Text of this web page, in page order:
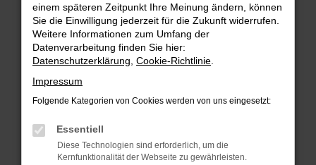
Fehler: Network Error
Beim Laden ist ein Fehler aufgetreten.
Hier sind ein paar Tipps, die dir helfen können:
Überprüfe deine Firewall und deine
Internetverbindung.
einem späteren Zeitpunkt Ihre Meinung ändern, können
Sie die Einwilligung jederzeit für die Zukunft widerrufen.
Weitere Informationen zum Umfang der
Datenverarbeitung finden Sie hier:
Datenschutzerklärung Cookie-Richtlinie
Impressum
Folgende Kategorien von Cookies werden von uns eingesetzt:
Essentiell
Diese Technologien sind erforderlich, um die
Kernfunktionalität der Webseite zu gewährleisten.